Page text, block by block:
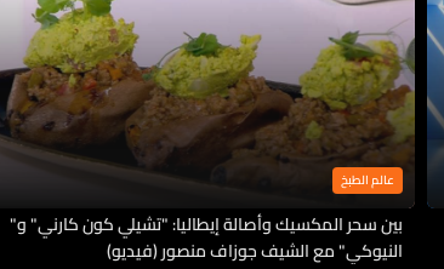
عالم الطبخ
بين سحر المكسيك وأصالة إيطاليا: "تشيلي كون كارني" و"
النيوكي" مع الشيف جوزاف منصور (فيديو)